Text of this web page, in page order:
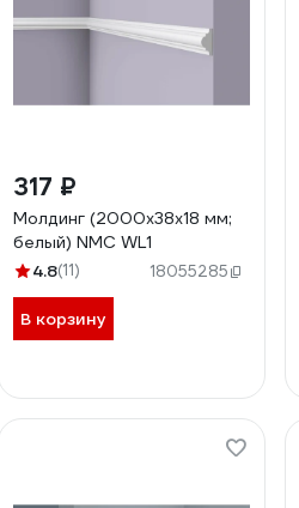
317 ₽
Молдинг (2000х38х18 мм;
белый) NMC WL1
4.8(11) 18055285
В корзину